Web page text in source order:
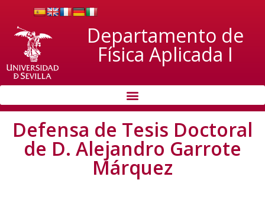
Departamento de
Física Aplicada I
Defensa de Tesis Doctoral
de D. Alejandro Garrote
Márquez